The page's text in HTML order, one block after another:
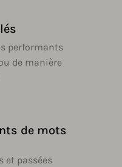
performants
de manière
de mots
et passées